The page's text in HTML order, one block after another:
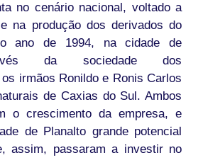
no cenário nacional, voltado a
na produção dos derivados do
ano de 1994, na cidade de
da sociedade dos
irmãos Ronildo e Ronis Carlos
de Caxias do Sul. Ambos
o crescimento da empresa, e
de Planalto grande potencial
assim, passaram a investir no